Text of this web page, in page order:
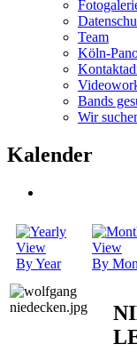
Team
Köln-
Bands
Wir
Kalender
By Year By